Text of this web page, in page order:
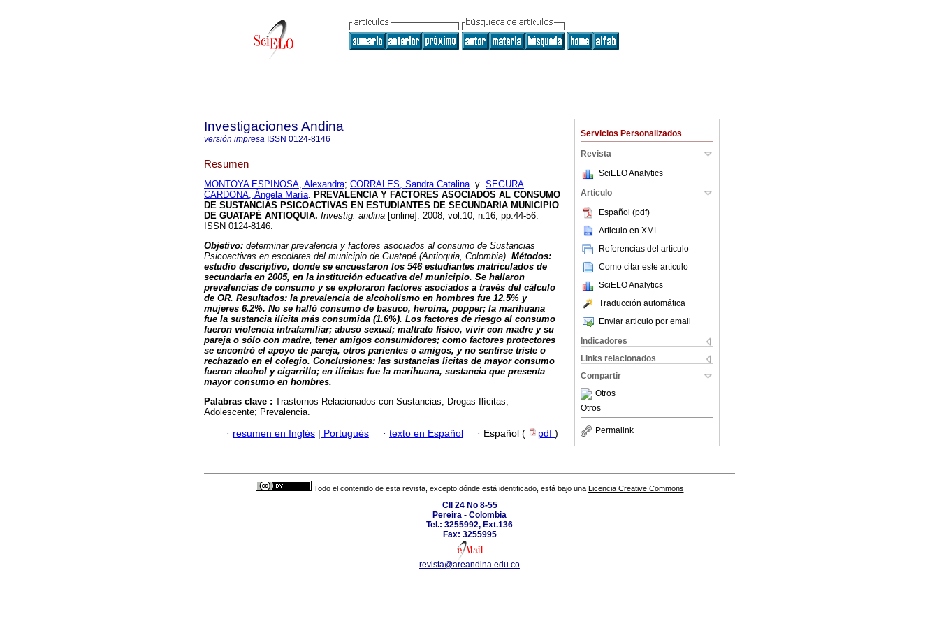
Servicios Personalizados
Revista
SciELO Analytics
Articulo
Español (pdf)
Articulo en XML
Referencias del artículo
Como citar este artículo
SciELO Analytics
Traducción automática
Enviar articulo por email
Indicadores
Links relacionados
Compartir
Otros
Otros
Permalink
Investigaciones Andina
versión impresa ISSN 0124-8146
Resumen
MONTOYA ESPINOSA, Alexandra; CORRALES, Sandra Catalinay SEGURA
CARDONA, Ángela María. PREVALENCIA Y FACTORES ASOCIADOS AL CONSUMO
DE SUSTANCIAS PSICOACTIVAS EN ESTUDIANTES DE SECUNDARIA MUNICIPIO
DE GUATAPÉ ANTIOQUIA. Investig. andina [online]. 2008, vol.10, n.16, pp.44-56.
ISSN 0124-8146.
Objetivo: determinar prevalencia y factores asociados al consumo de Sustancias
Psicoactivas en escolares del municipio de Guatapé (Antioquia, Colombia). Métodos:
estudio descriptivo, donde se encuestaron los 546 estudiantes matriculados de
secundaria en 2005, en la institución educativa del municipio. Se hallaron
prevalencias de consumo y se exploraron factores asociados a través del cálculo
de OR. Resultados: la prevalencia de alcoholismo en hombres fue 12.5% y
mujeres 6.2%. No se halló consumo de basuco, heroína, popper; la marihuana
fue la sustancia ilícita más consumida (1.6%). Los factores de riesgo al consumo
fueron violencia intrafamiliar; abuso sexual; maltrato físico, vivir con madre y su
pareja o sólo con madre, tener amigos consumidores; como factores protectores
se encontró el apoyo de pareja, otros parientes o amigos, y no sentirse triste o
rechazado en el colegio. Conclusiones: las sustancias licitas de mayor consumo
fueron alcohol y cigarrillo; en ilícitas fue la marihuana, sustancia que presenta
mayor consumo en hombres.
Palabras clave : Trastornos Relacionados con Sustancias; Drogas Ilícitas;
Adolescente; Prevalencia.
· resumen en Inglés | Portugués · texto en Español · Español ( pdf )
Todo el contenido de esta revista, excepto dónde está identificado, está bajo una Licencia Creative Commons
Cll 24 No 8-55
Pereira - Colombia
Tel.: 3255992, Ext.136
Fax: 3255995
revista@areandina.edu.co